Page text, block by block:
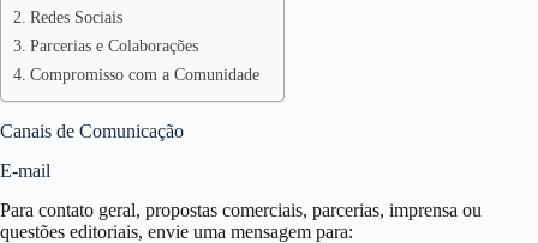
Redes Sociais
Parcerias e Colaborações
Compromisso com a Comunidade
Canais de Comunicação
E-mail
Para contato geral, propostas comerciais, parcerias, imprensa ou
questões editoriais, envie uma mensagem para: